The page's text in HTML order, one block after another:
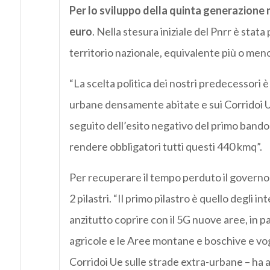
Per lo sviluppo della quinta generazione
euro. Nella stesura iniziale del Pnrr è
territorio nazionale, equivalente più o
“La scelta politica dei nostri predecessori
urbane densamente abitate e sui Corridoi
seguito dell’esito negativo del primo
rendere obbligatori tutti questi 440 kmq”.
Per recuperare il tempo perduto il
2 pilastri. “Il primo pilastro è quello degli
anzitutto coprire con il 5G nuove aree, in
agricole e le Aree montane e boschive e
Corridoi Ue sulle strade extra-urbane –